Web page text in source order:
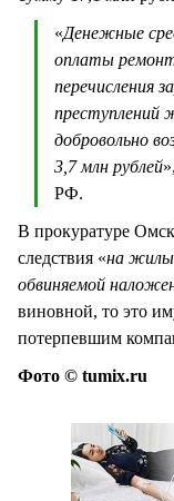
«Денежные
оплаты
перечисления
преступлений
добровольно
3,7 млн рублей
РФ.
В прокуратуре
следствия «на
обвиняемой
виновной, то это
потерпевшим
Фото © tumix.ru